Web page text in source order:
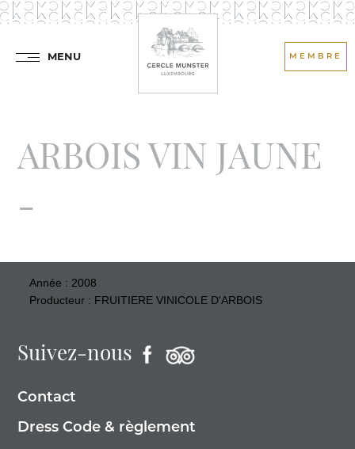
MENU MEMBRE
ARBOIS VIN JAUNE
-
Année : 2008
Producteur : FRUITIERE VINICOLE D'ARBOIS
Suivez-nous
Contact
Dress Code & règlement